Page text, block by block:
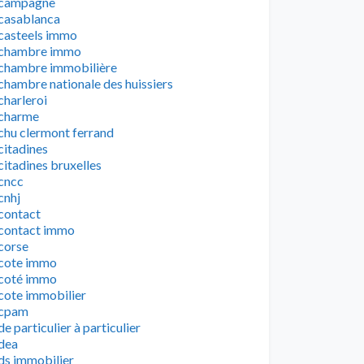
immo
immo
immobilière
nationale des huissiers
clermont ferrand
bruxelles
immo
immo
immo
immobilier
particulier à particulier
immobilier